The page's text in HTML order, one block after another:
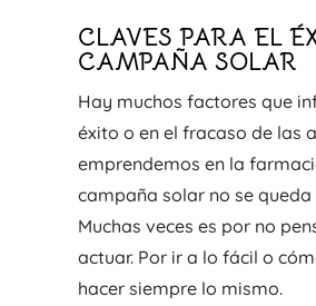
CLAVES PARA EL
CAMPAÑA SOLAR
Hay muchos factores que
éxito o en el fracaso de las
emprendemos en la
campaña solar no se
Muchas veces es por no
actuar. Por ir a lo fácil o
hacer siempre lo mismo.